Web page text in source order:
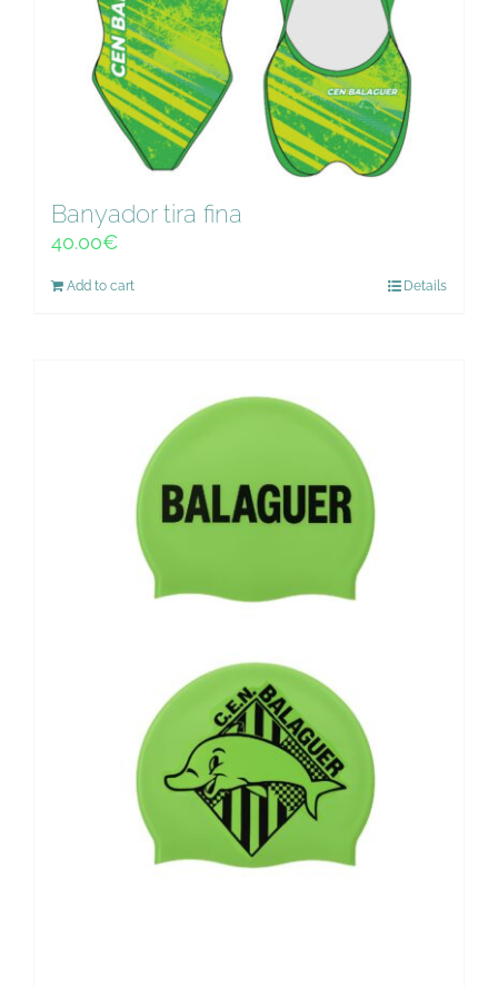
Banyador tira fina
40.00€
Add to cart Details